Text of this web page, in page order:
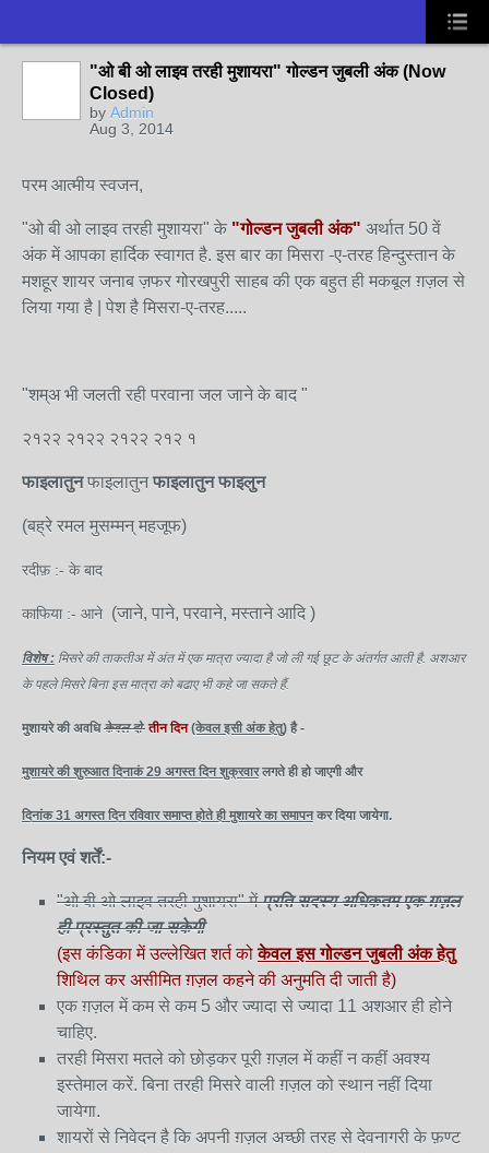
"ओ बी ओ लाइव तरही मुशायरा" गोल्डन जुबली अंक (Now
Closed)
by Admin
Aug 3, 2014
परम आत्मीय स्वजन,
"ओ बी ओ लाइव तरही मुशायरा" के "गोल्डन जुबली अंक" अर्थात 50 वें
अंक में आपका हार्दिक स्वागत है. इस बार का मिसरा -ए-तरह हिन्दुस्तान के
मशहूर शायर जनाब ज़फर गोरखपुरी साहब की एक बहुत ही मकबूल ग़ज़ल से
लिया गया है | पेश है मिसरा-ए-तरह.....
"शम्अ भी जलती रही परवाना जल जाने के बाद "
२१२२ २१२२ २१२२ २१२ १
फाइलातुनफाइलातुनफाइलातुन फाइलुन
(बह्रे रमल मुसम्मन् महजूफ)
रदीफ़ :- के बाद
काफिया :- आने (जाने, पाने, परवाने, मस्ताने आदि )
विशेष : मिसरे की ताकतीअ में अंत में एक मात्रा ज्यादा है जो ली गई छूट के अंतर्गत आती है. अशआर
के पहले मिसरे बिना इस मात्रा को बढाए भी कहे जा सकते हैं.
मुशायरे की अवधिकेवल दो तीन दिन (केवल इसी अंक हेतु) है -
मुशायरे की शुरुआत दिनाकं 29 अगस्त दिन शुक्रवारलगते ही हो जाएगी और
दिनांक 31 अगस्त दिन रविवार समाप्त होते ही मुशायरे का समापनकर दिया जायेगा.
नियम एवं शर्तें:-
"ओ बी ओ लाइव तरही मुशायरा" मेंप्रति सदस्य अधिकतम एक ग़ज़ल
ही प्रस्तुत की जा सकेगी
(इस कंडिका में उल्लेखित शर्त कोकेवल इस गोल्डन जुबली अंक हेतु
शिथिल कर असीमित ग़ज़ल कहने की अनुमति दी जाती है)
एक ग़ज़ल में कम से कम 5 और ज्यादा से ज्यादा 11 अशआर ही होने
चाहिए.
तरही मिसरा मतले को छोड़कर पूरी ग़ज़ल में कहीं न कहीं अवश्य
इस्तेमाल करें. बिना तरही मिसरे वाली ग़ज़ल को स्थान नहीं दिया
जायेगा.
शायरों से निवेदन है कि अपनी ग़ज़ल अच्छी तरह से देवनागरी के फ़ण्ट